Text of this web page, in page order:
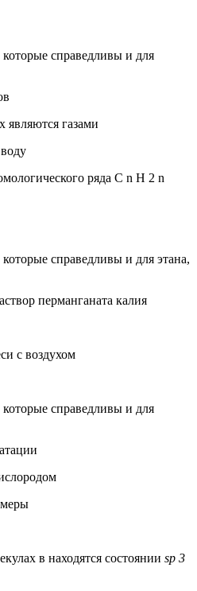
справедливы и для
являются газами
ряда C n H 2 n
справедливы и для этана,
перманганата калия
с воздухом
справедливы и для
в находятся состоянии sp 3